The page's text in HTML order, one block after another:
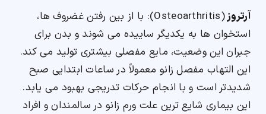
آرتروز
(Osteoarthritis): با از بین رفتن غضروف ها،
استخوان ها به یکدیگر ساییده می شوند و بدن برای
جبران این وضعیت، مایع مفصلی بیشتری تولید می کند.
این التهاب مفصل زانو معمولاً در ساعات ابتدایی صبح
شدیدتر است و با انجام حرکات تدریجی بهبود می یابد.
این بیماری شایع ترین علت ورم زانو در سالمندان و افراد